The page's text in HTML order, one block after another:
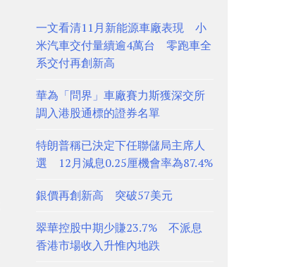
一文看清11月新能源車廠表現 小
米汽車交付量續逾4萬台 零跑車全
系交付再創新高
華為「問界」車廠賽力斯獲深交所
調入港股通標的證券名單
特朗普稱已決定下任聯儲局主席人
選 12月減息0.25厘機會率為87.4%
銀價再創新高 突破57美元
翠華控股中期少賺23.7% 不派息
香港市場收入升惟內地跌